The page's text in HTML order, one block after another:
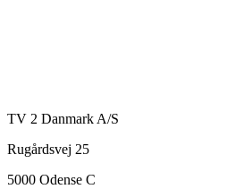
TV 2 Danmark A/S
Rugårdsvej 25
5000 Odense C